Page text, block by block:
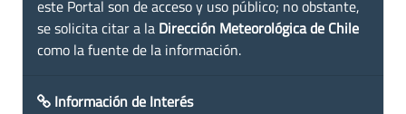
este Portal son de acceso y uso público; no obstante,
se solicita citar a la Dirección Meteorológica de Chile
como la fuente de la información.
Información de Interés